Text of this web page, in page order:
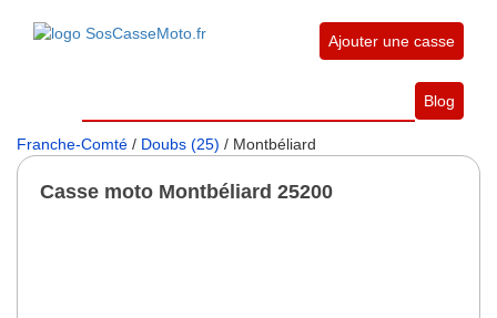
Ajouter une casse
Blog
Franche-Comté / Doubs (25) / Montbéliard
Casse moto Montbéliard 25200